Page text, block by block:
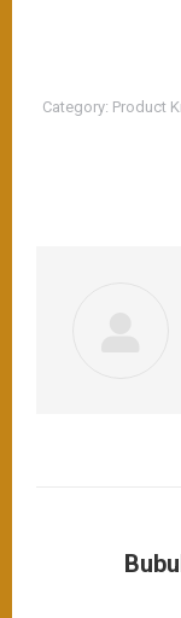
Category: Product